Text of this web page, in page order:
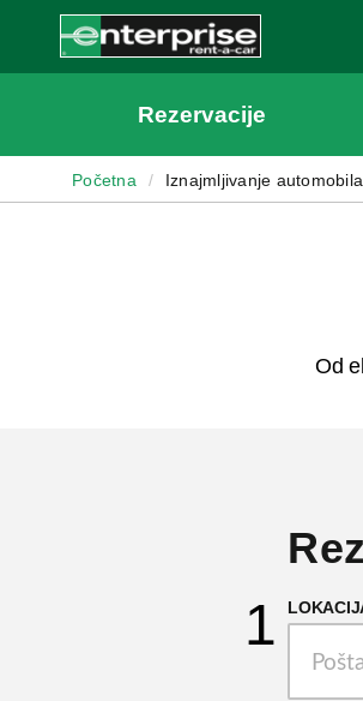
Rezervacije
Početna / Iznajmljivanje automobila
Od